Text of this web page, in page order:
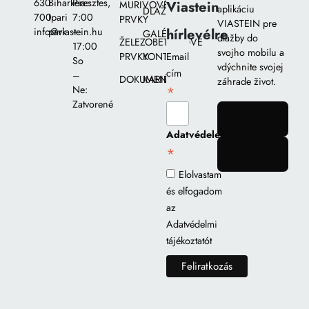
630
700
info@viastein.hu
Biharkeresztes,
Ipari
park
Pia::
7:00
–
17:00
So
–
Ne:
Zatvorené
MURIVOVÉ
PRVKY
ŽELEZOBETÓNOVÉ
PRVKY
DOKUMENTY
DLAŽIEB
GALÉRIA
KONTAKT
KARIÉRA
Viastein
hírlevélre
Email
cím
*
Adatvédelem
*
Elolvastam
és elfogadom
az
Adatvédelmi
tájékoztatót
aplikáciu
VIASTEIN pre
dlažby do
svojho mobilu a
vdýchnite svojej
záhrade život.